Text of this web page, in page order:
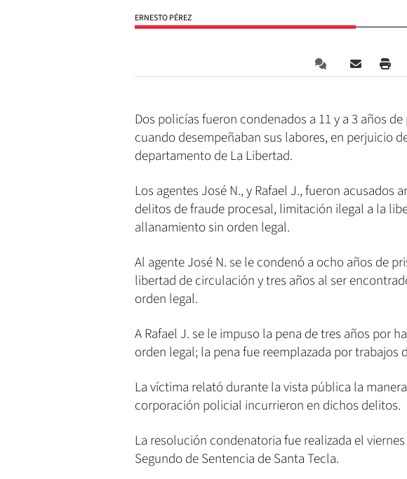
ERNESTO PÉREZ
Dos policías fueron condenados a 11 y a 3 años
cuando desempeñaban sus labores, en perjuicio
departamento de La Libertad.
Los agentes José N., y Rafael J., fueron acusados
delitos de fraude procesal, limitación ilegal a la
allanamiento sin orden legal.
Al agente José N. se le condenó a ocho años de
libertad de circulación y tres años al ser
orden legal.
A Rafael J. se le impuso la pena de tres años por
orden legal; la pena fue reemplazada por trabajos
La víctima relató durante la vista pública la
corporación policial incurrieron en dichos delitos.
La resolución condenatoria fue realizada el
Segundo de Sentencia de Santa Tecla.